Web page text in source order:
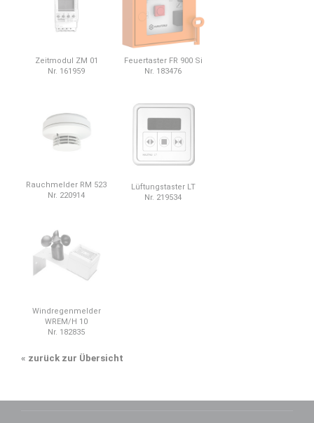
Zeitmodul ZM 01
Nr. 161959
Feuertaster FR 900 Si
Nr. 183476
Rauchmelder RM 523
Nr. 220914
Lüftungstaster LT
Nr. 219534
Windregenmelder
WREM/H 10
Nr. 182835
« zurück zur Übersicht